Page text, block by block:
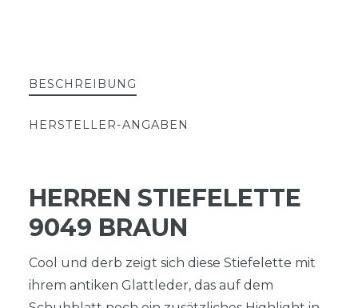
BESCHREIBUNG
HERSTELLER-ANGABEN
HERREN STIEFELETTE
9049 BRAUN
Cool und derb zeigt sich diese Stiefelette mit
ihrem antiken Glattleder, das auf dem